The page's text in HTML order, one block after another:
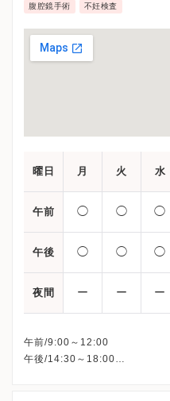
腹腔鏡手術 不妊検査
曜日 月 火 水
午前 ◯ ◯ ◯
午後 ◯ ◯ ◯
夜間 ー ー ー
午前/9:00～12:00
午後/14:30～18:00